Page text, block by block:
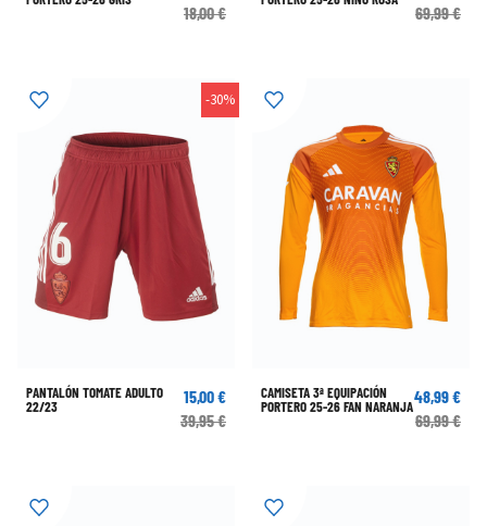
18,00 €
69,99 €
-30%
PANTALÓN TOMATE ADULTO
22/23
15,00 €
39,95 €
CAMISETA 3ª EQUIPACIÓN
PORTERO 25-26 FAN NARANJA48,99 €
69,99 €